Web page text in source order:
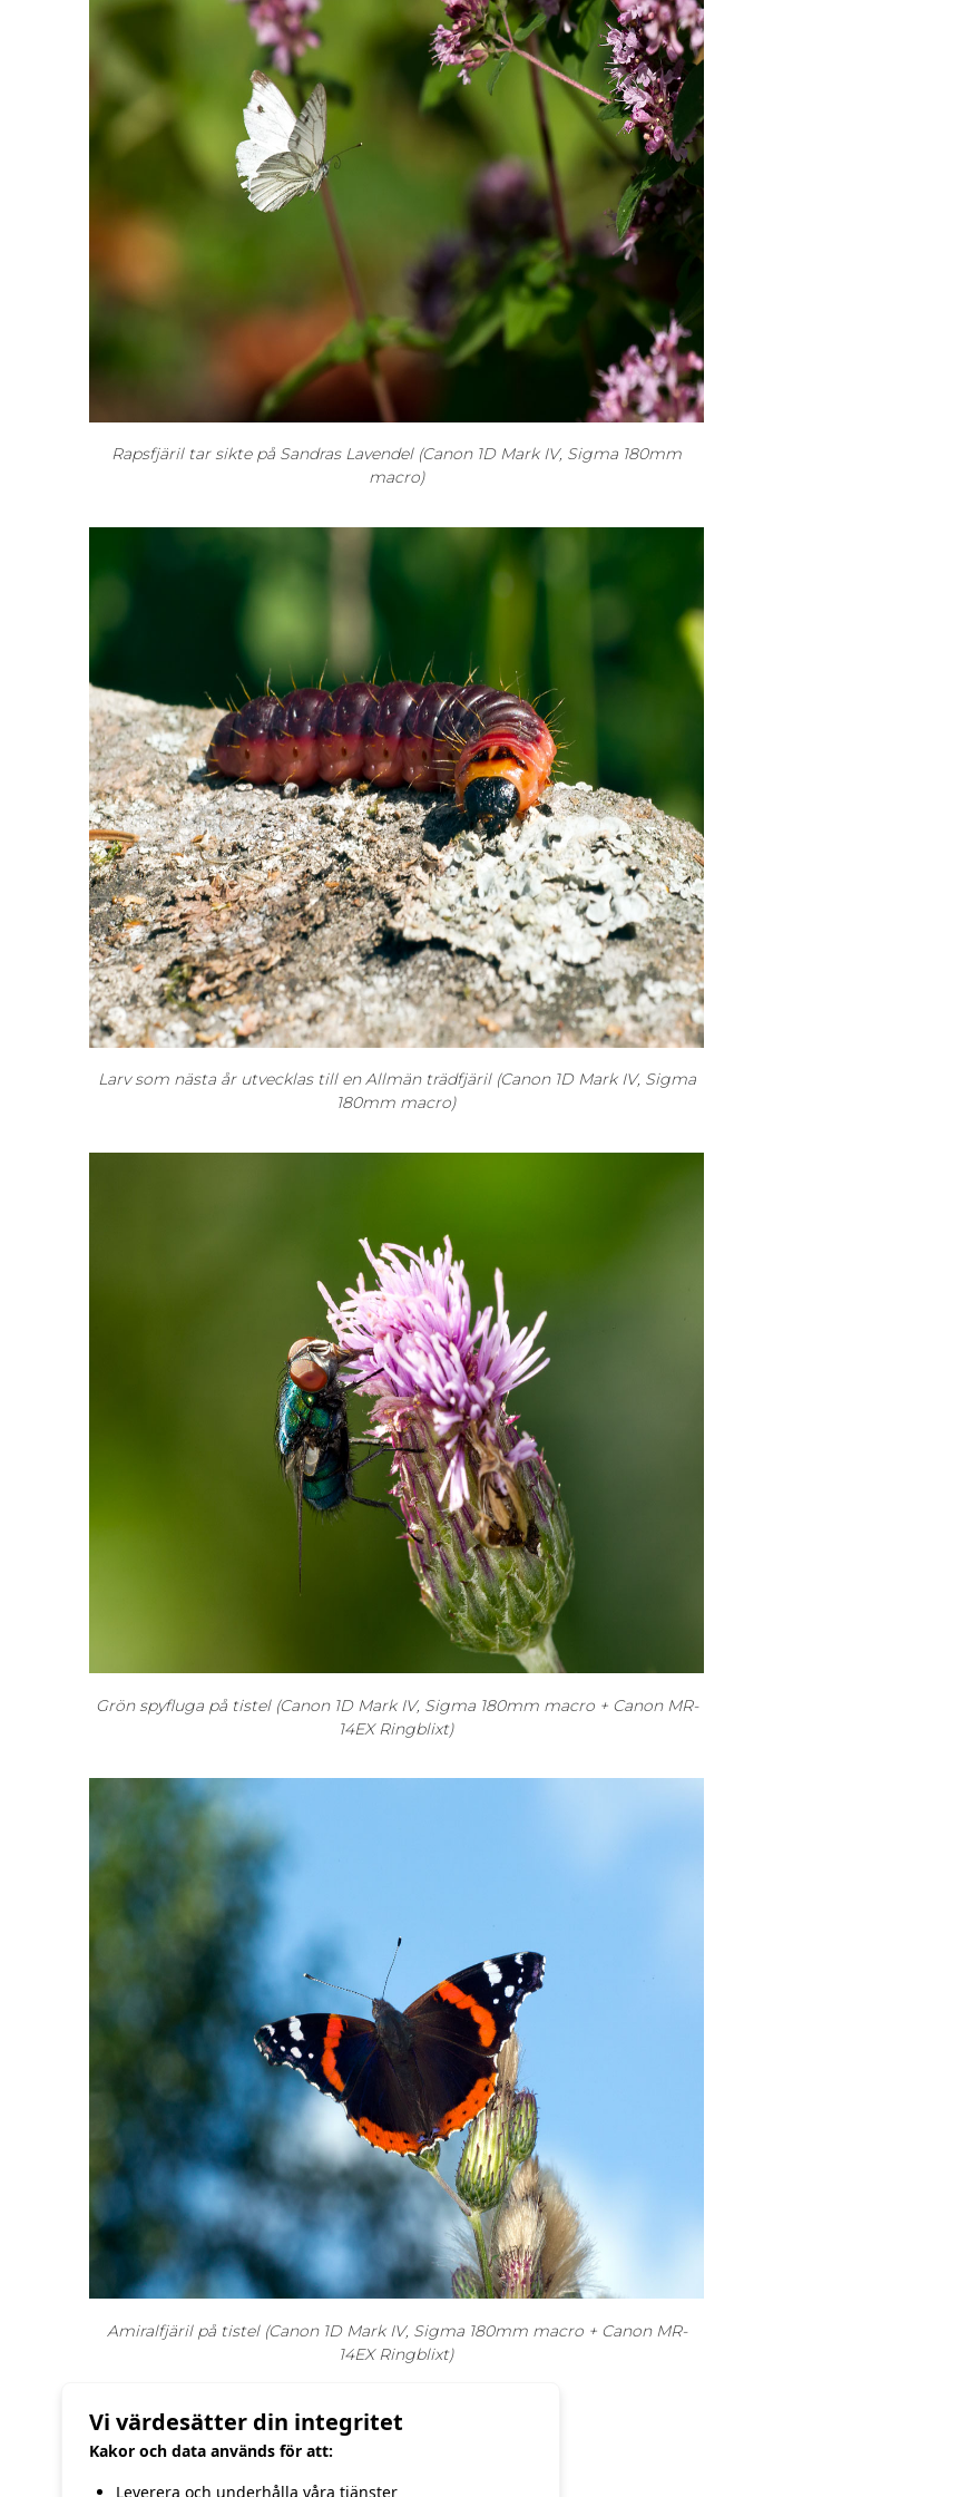
Rapsfjäril tar sikte på Sandras Lavendel (Canon 1D Mark IV, Sigma 180mm
macro)
Larv som nästa år utvecklas till en Allmän trädfjäril (Canon 1D Mark IV, Sigma
180mm macro)
Grön spyfluga på tistel (Canon 1D Mark IV, Sigma 180mm macro + Canon MR-
14EX Ringblixt)
Amiralfjäril på tistel (Canon 1D Mark IV, Sigma 180mm macro + Canon MR-
14EX Ringblixt)
Vi värdesätter din integritet
Kakor och data används för att:
Leverera och underhålla våra tjänster